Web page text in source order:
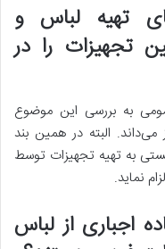
تهیه لباس و
تجهیزات را در
عمومی به بررسی این موضوع
می‌داند. البته در همین بند
به تهیه تجهیزات توسط
نماید.
اجباری از لباس